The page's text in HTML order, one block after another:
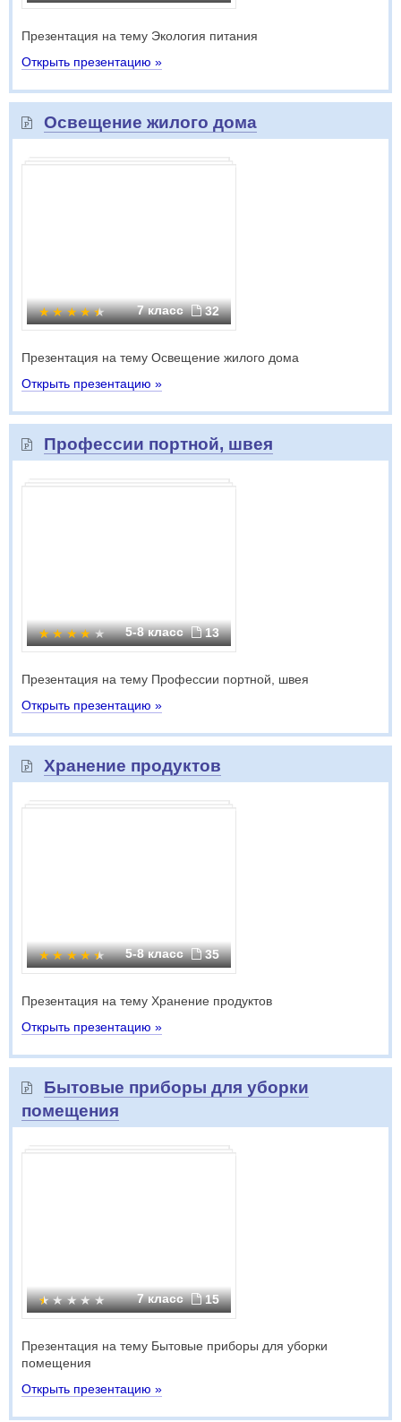
Презентация на тему Экология питания
Открыть презентацию »
Освещение жилого дома
7 класс 32
Презентация на тему Освещение жилого дома
Открыть презентацию »
Профессии портной, швея
5-8 класс 13
Презентация на тему Профессии портной, швея
Открыть презентацию »
Хранение продуктов
5-8 класс 35
Презентация на тему Хранение продуктов
Открыть презентацию »
Бытовые приборы для уборки
помещения
7 класс 15
Презентация на тему Бытовые приборы для уборки
помещения
Открыть презентацию »